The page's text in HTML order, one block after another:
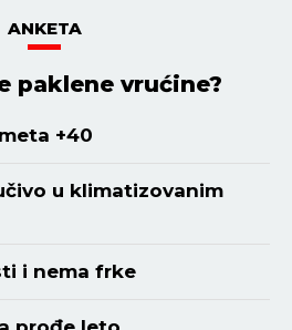
ANKETA
paklene vrućine?
+40
u klimatizovanim
i nema frke